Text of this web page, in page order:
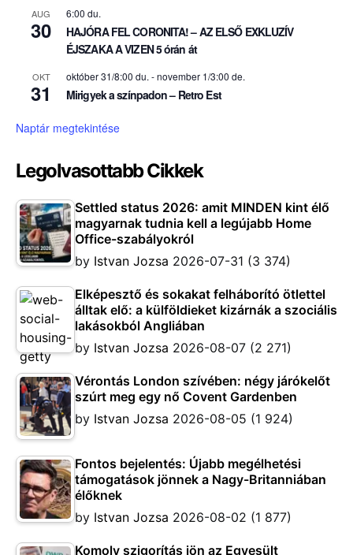
AUG
30
6:00 du.
HAJÓRA FEL CORONITA! – AZ ELSŐ EXKLUZÍV
ÉJSZAKA A VIZEN 5 órán át
OKT
31
október 31/8:00 du. -november 1/3:00 de.
Mirigyek a színpadon – Retro Est
Naptár megtekintése
Legolvasottabb Cikkek
Settled status 2026: amit MINDEN kint élő
magyarnak tudnia kell a legújabb Home
Office-szabályokról
by Istvan Jozsa 2026-07-31 (3 374)
Elképesztő és sokakat felháborító ötlettel
álltak elő: a külföldieket kizárnák a szociális
lakásokból Angliában
by Istvan Jozsa 2026-08-07 (2 271)
Vérontás London szívében: négy járókelőt
szúrt meg egy nő Covent Gardenben
by Istvan Jozsa 2026-08-05 (1 924)
Fontos bejelentés: Újabb megélhetési
támogatások jönnek a Nagy-Britanniában
élőknek
by Istvan Jozsa 2026-08-02 (1 877)
Komoly szigorítás jön az Egyesült